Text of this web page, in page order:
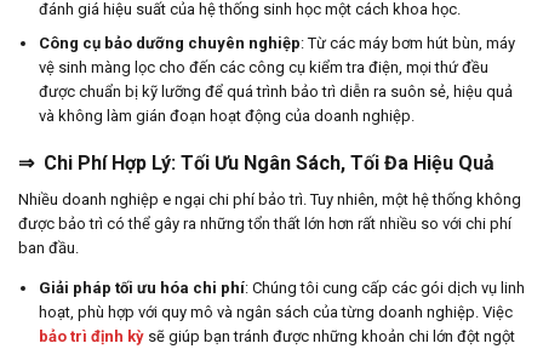
đánh giá hiệu suất của hệ thống sinh học một cách khoa học.
Công cụ bảo dưỡng chuyên nghiệp: Từ các máy bơm hút bùn, máy
vệ sinh màng lọc cho đến các công cụ kiểm tra điện, mọi thứ đều
được chuẩn bị kỹ lưỡng để quá trình bảo trì diễn ra suôn sẻ, hiệu quả
và không làm gián đoạn hoạt động của doanh nghiệp.
⇒ Chi Phí Hợp Lý: Tối Ưu Ngân Sách, Tối Đa Hiệu Quả
Nhiều doanh nghiệp e ngại chi phí bảo trì. Tuy nhiên, một hệ thống không
được bảo trì có thể gây ra những tổn thất lớn hơn rất nhiều so với chi phí
ban đầu.
Giải pháp tối ưu hóa chi phí: Chúng tôi cung cấp các gói dịch vụ linh
hoạt, phù hợp với quy mô và ngân sách của từng doanh nghiệp. Việc
bảo trì định kỳsẽ giúp bạn tránh được những khoản chi lớn đột ngột